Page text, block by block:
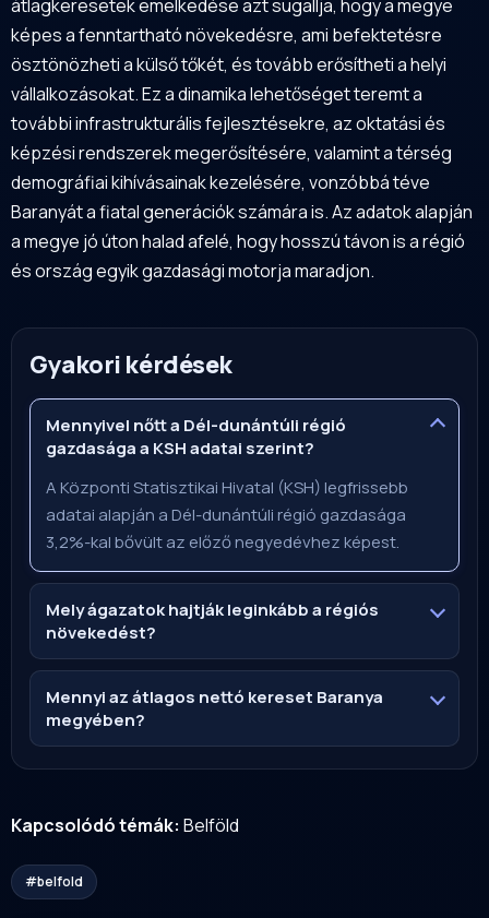
átlagkeresetek emelkedése azt sugallja, hogy a megye
képes a fenntartható növekedésre, ami befektetésre
ösztönözheti a külső tőkét, és tovább erősítheti a helyi
vállalkozásokat. Ez a dinamika lehetőséget teremt a
további infrastrukturális fejlesztésekre, az oktatási és
képzési rendszerek megerősítésére, valamint a térség
demográfiai kihívásainak kezelésére, vonzóbbá téve
Baranyát a fiatal generációk számára is. Az adatok alapján
a megye jó úton halad afelé, hogy hosszú távon is a régió
és ország egyik gazdasági motorja maradjon.
Gyakori kérdések
Mennyivel nőtt a Dél-dunántúli régió
gazdasága a KSH adatai szerint?
A Központi Statisztikai Hivatal (KSH) legfrissebb
adatai alapján a Dél-dunántúli régió gazdasága
3,2%-kal bővült az előző negyedévhez képest.
Mely ágazatok hajtják leginkább a régiós
növekedést?
Mennyi az átlagos nettó kereset Baranya
megyében?
Kapcsolódó témák: Belföld
#belfold